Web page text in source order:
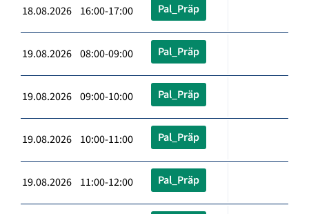
18.08.2026 16:00-17:00 Pal_Präp
19.08.2026 08:00-09:00 Pal_Präp
19.08.2026 09:00-10:00 Pal_Präp
19.08.2026 10:00-11:00 Pal_Präp
19.08.2026 11:00-12:00 Pal_Präp